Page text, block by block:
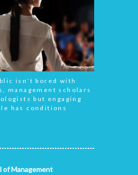
isn’t bored with
management scholars
but engaging
has conditions
of Management